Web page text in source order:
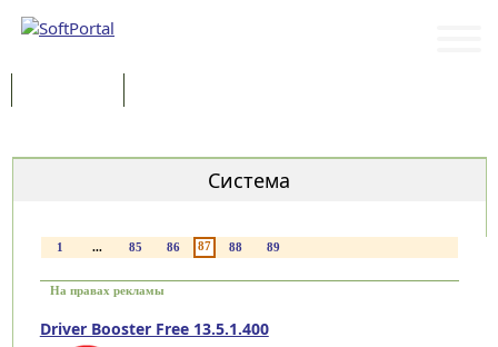
Система
1 ... 85 86 87 88 89
На правах рекламы
Driver Booster Free 13.5.1.400